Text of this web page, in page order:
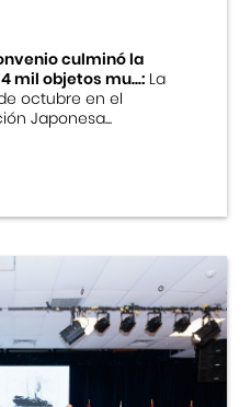
culminó la
mil objetos mu...:La
octubre en el
Japonesa...